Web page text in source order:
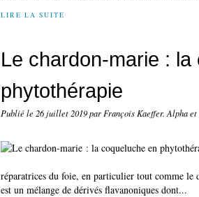
LIRE LA SUITE
Le chardon-marie : la
phytothérapie
Publié le 26 juillet 2019par François Kaeffer. Alpha et
réparatrices du foie, en particulier tout comme le
est un mélange de dérivés flavanoniques dont...